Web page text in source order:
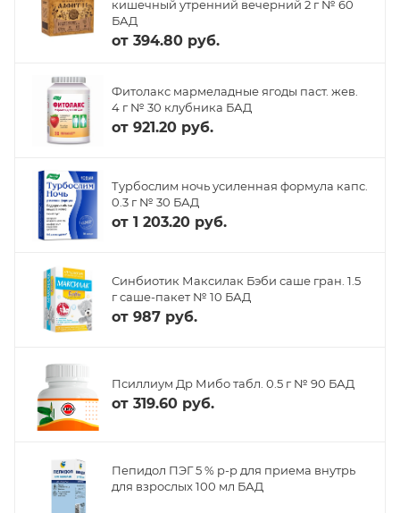
кишечный утренний вечерний 2 г № 60
БАД
от 394.80 руб.
Фитолакс мармеладные ягоды паст. жев.
4 г № 30 клубника БАД
от 921.20 руб.
Турбослим ночь усиленная формула капс.
0.3 г № 30 БАД
от 1 203.20 руб.
Синбиотик Максилак Бэби саше гран. 1.5
г саше-пакет № 10 БАД
от 987 руб.
Псиллиум Др Мибо табл. 0.5 г № 90 БАД
от 319.60 руб.
Пепидол ПЭГ 5 % р-р для приема внутрь
для взрослых 100 мл БАД